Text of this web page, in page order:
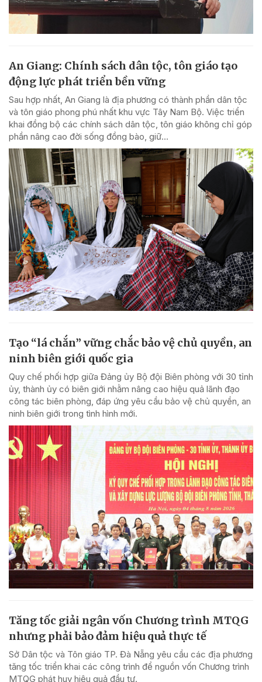
An Giang: Chính sách dân tộc, tôn giáo tạo
động lực phát triển bền vững
Sau hợp nhất, An Giang là địa phương có thành phần dân tộc
và tôn giáo phong phú nhất khu vực Tây Nam Bộ. Việc triển
khai đồng bộ các chính sách dân tộc, tôn giáo không chỉ góp
phần nâng cao đời sống đồng bào, giữ...
Tạo “lá chắn” vững chắc bảo vệ chủ quyền, an
ninh biên giới quốc gia
Quy chế phối hợp giữa Đảng ủy Bộ đội Biên phòng với 30 tỉnh
ủy, thành ủy có biên giới nhằm nâng cao hiệu quả lãnh đạo
công tác biên phòng, đáp ứng yêu cầu bảo vệ chủ quyền, an
ninh biên giới trong tình hình mới.
Tăng tốc giải ngân vốn Chương trình MTQG
nhưng phải bảo đảm hiệu quả thực tế
Sở Dân tộc và Tôn giáo TP. Đà Nẵng yêu cầu các địa phương
tăng tốc triển khai các công trình để nguồn vốn Chương trình
MTQG phát huy hiệu quả đầu tư.